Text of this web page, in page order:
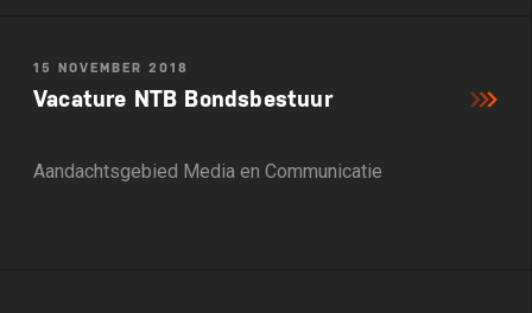
15 NOVEMBER 2018
Vacature NTB Bondsbestuur
Aandachtsgebied Media en Communicatie